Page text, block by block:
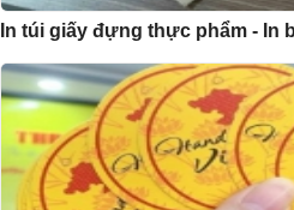
In túi giấy đựng thực phẩm - In